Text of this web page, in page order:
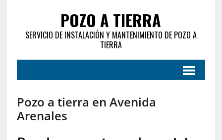
POZO A TIERRA
SERVICIO DE INSTALACIÓN Y MANTENIMIENTO DE POZO A
TIERRA
Pozo a tierra en Avenida
Arenales